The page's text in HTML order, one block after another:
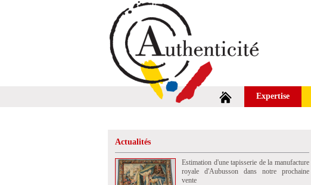
Expertise
Actualités
Estimation d'une tapisserie de la manufacture
royale d'Aubusson dans notre prochaine
vente